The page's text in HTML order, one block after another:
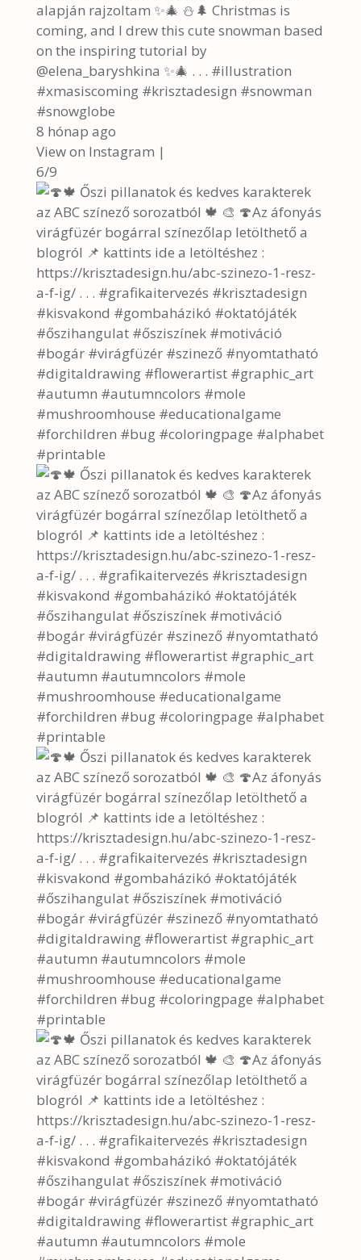
alapján rajzoltam ✨🎄 ⛄🌲 Christmas is
coming, and I drew this cute snowman based
on the inspiring tutorial by
@elena_baryshkina ✨🎄 . . . #illustration
#xmasiscoming #krisztadesign #snowman
#snowglobe
8 hónap ago
View on Instagram |
6/9